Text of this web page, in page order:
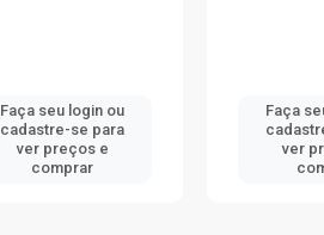
Faça seu login ou
cadastre-se para
ver preços e
comprar
Faça
ver